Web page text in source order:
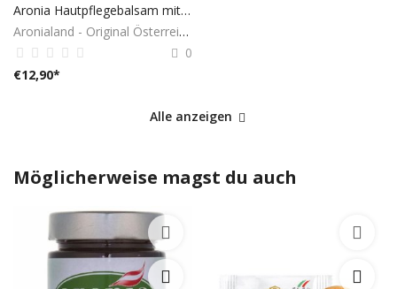
Aronia Hautpflegebalsam mit Kräutern 100ml
Aronialand - Original Österreich
0
€12,90*
Alle anzeigen
Möglicherweise magst du auch